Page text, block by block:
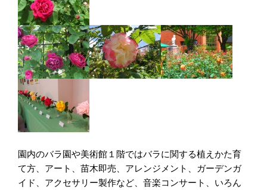
園内のバラ園や美術館１階ではバラに関する植えかた育
て方、アート、苗木即売、アレンジメント、ガーデンガ
イド、アクセサリー製作など、音楽コンサート、いろん